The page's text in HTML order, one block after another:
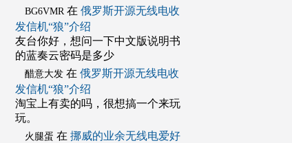
BG6VMR 在 俄罗斯开源无线电收
发信机“狼”介绍
友台你好，想问一下中文版说明书
的蓝奏云密码是多少
醋意大发在 俄罗斯开源无线电收
发信机“狼”介绍
淘宝上有卖的吗，很想搞一个来玩
玩。
火腿蛋 在 挪威的业余无线电爱好